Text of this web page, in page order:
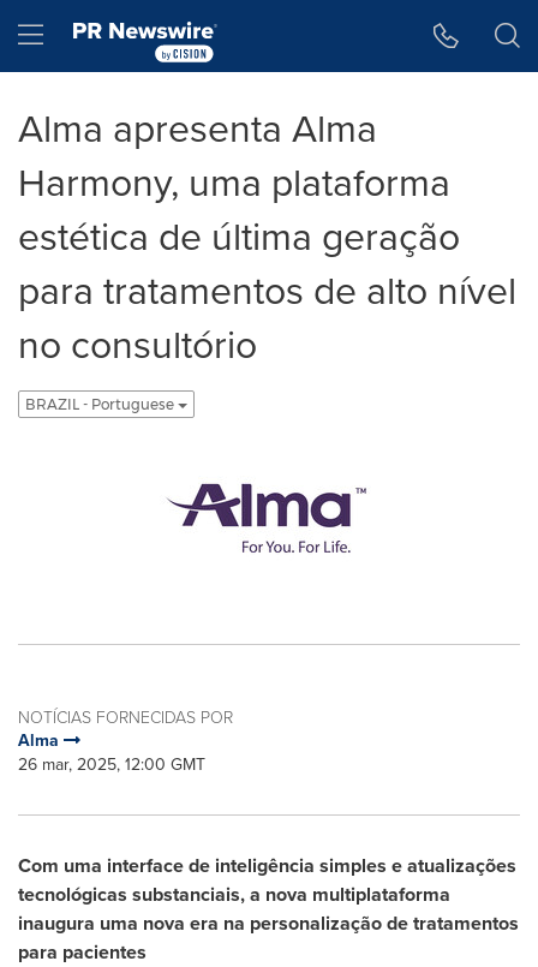
Hamburger menu
Alma apresenta Alma
Harmony, uma plataforma
estética de última geração
para tratamentos de alto nível
no consultório
BRAZIL - Portuguese
NOTÍCIAS FORNECIDAS POR
Alma
26 mar, 2025, 12:00 GMT
Com uma interface de inteligência simples e atualizações
tecnológicas substanciais, a nova multiplataforma
inaugura uma nova era na personalização de tratamentos
para pacientes